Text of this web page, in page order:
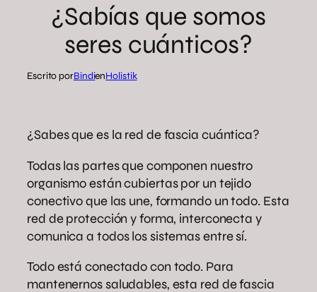
¿Sabías que somos
seres cuánticos?
Escrito porBindienHolistik
¿Sabes que es la red de fascia cuántica?
Todas las partes que componen nuestro
organismo están cubiertas por un tejido
conectivo que las une, formando un todo. Esta
red de protección y forma, interconecta y
comunica a todos los sistemas entre sí.
Todo está conectado con todo. Para
mantenernos saludables, esta red de fascia